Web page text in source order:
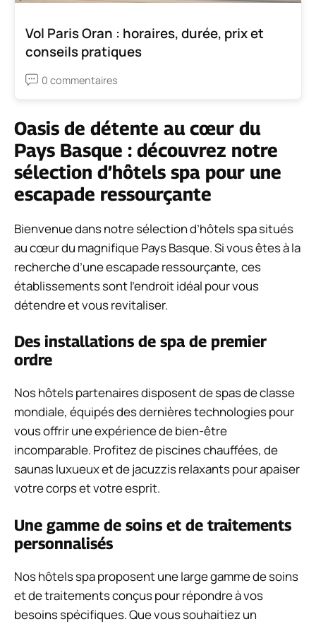
Vol Paris Oran : horaires, durée, prix et
conseils pratiques
0 commentaires
Oasis de détente au cœur du
Pays Basque : découvrez notre
sélection d’hôtels spa pour une
escapade ressourçante
Bienvenue dans notre sélection d’hôtels spa situés
au cœur du magnifique Pays Basque. Si vous êtes à la
recherche d’une escapade ressourçante, ces
établissements sont l’endroit idéal pour vous
détendre et vous revitaliser.
Des installations de spa de premier
ordre
Nos hôtels partenaires disposent de spas de classe
mondiale, équipés des dernières technologies pour
vous offrir une expérience de bien-être
incomparable. Profitez de piscines chauffées, de
saunas luxueux et de jacuzzis relaxants pour apaiser
votre corps et votre esprit.
Une gamme de soins et de traitements
personnalisés
Nos hôtels spa proposent une large gamme de soins
et de traitements conçus pour répondre à vos
besoins spécifiques. Que vous souhaitiez un